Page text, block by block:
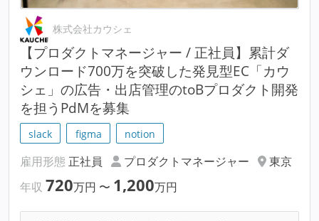
株式会社カウシェ
【プロダクトマネージャー / 正社員】累計ダ
ウンロード700万を突破した発見型EC「カウ
シェ」の広告・出店管理のtoBプロダクト開発
を担うPdMを募集
slack figma notion
雇用形態 正社員 プロダクトマネージャー
東京
年収 720万円 〜 1,200万円